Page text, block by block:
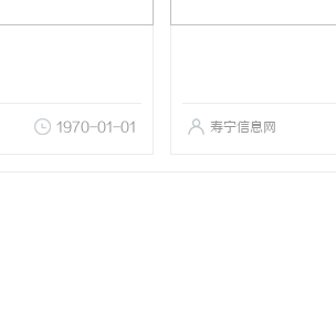
1970-01-01 寿宁信息网